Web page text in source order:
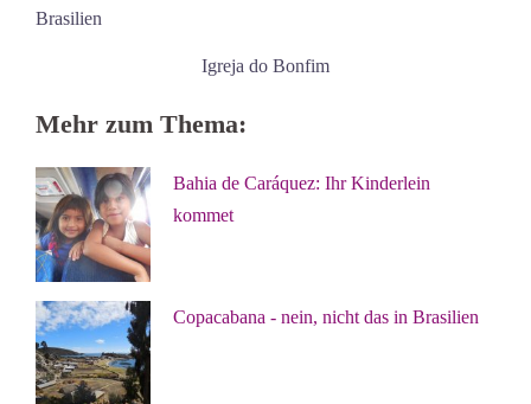
Igreja do Bonfim
Mehr zum Thema:
Bahia de Caráquez: Ihr Kinderlein
kommet
Copacabana - nein, nicht das in Brasilien